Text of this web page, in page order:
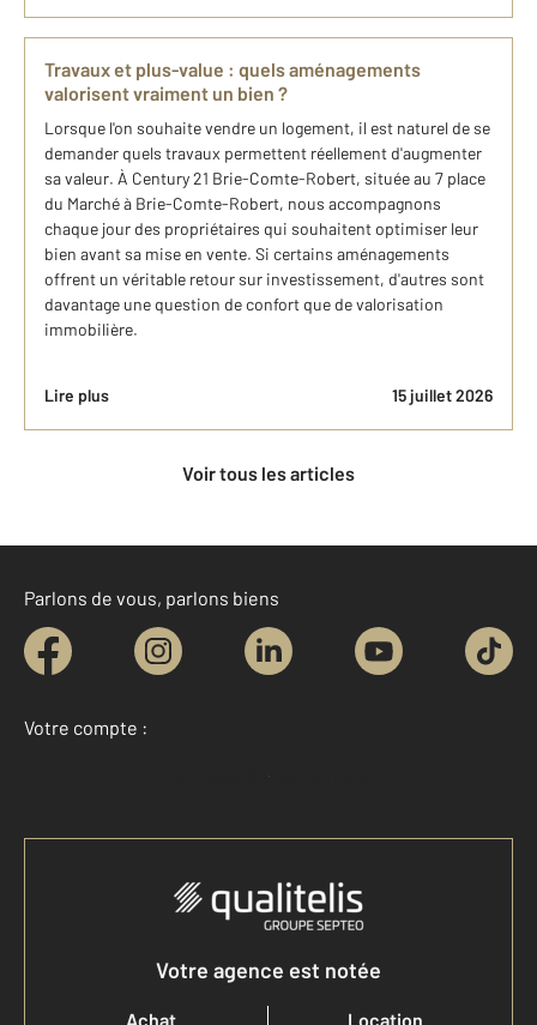
Travaux et plus-value : quels aménagements
valorisent vraiment un bien ?
Lorsque l'on souhaite vendre un logement, il est naturel de se
demander quels travaux permettent réellement d'augmenter
sa valeur. À Century 21 Brie-Comte-Robert, située au 7 place
du Marché à Brie-Comte-Robert, nous accompagnons
chaque jour des propriétaires qui souhaitent optimiser leur
bien avant sa mise en vente. Si certains aménagements
offrent un véritable retour sur investissement, d'autres sont
davantage une question de confort que de valorisation
immobilière.
Lire plus 15 juillet 2026
Voir tous les articles
Parlons de vous, parlons biens
Votre compte :
Accéder à mon compte
Votre agence est notée
Achat
Location